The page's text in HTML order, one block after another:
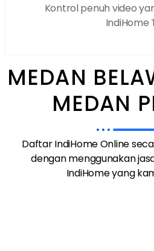
Kontrol penuh video
IndiHome
MEDAN
MEDAN
Daftar IndiHome Online
dengan menggunakan
IndiHome yang